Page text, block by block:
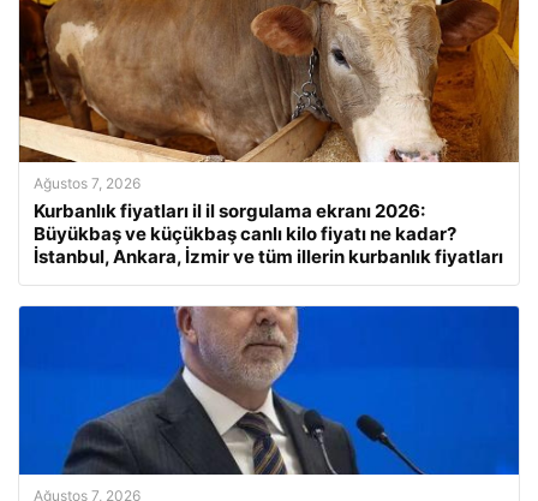
Ağustos 7, 2026
Kurbanlık fiyatları il il sorgulama ekranı 2026:
Büyükbaş ve küçükbaş canlı kilo fiyatı ne kadar?
İstanbul, Ankara, İzmir ve tüm illerin kurbanlık fiyatları
Ağustos 7, 2026